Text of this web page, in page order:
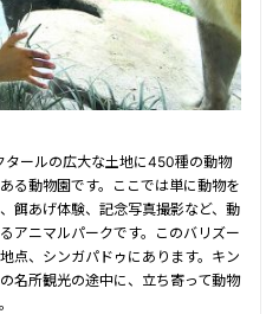
タールの広大な土地に450種の動物
る動物園です。ここでは単に動物を
餌あげ体験、記念写真撮影など、動
アニマルパークです。このバリズー
点、シンガパドゥにあります。キン
名所観光の途中に、立ち寄って動物